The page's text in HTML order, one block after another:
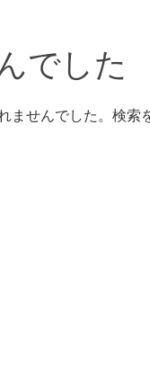
でした
ませんでした。検索